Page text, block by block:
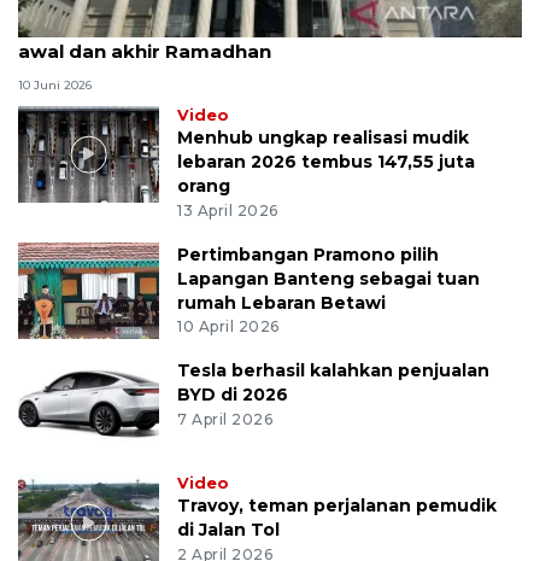
MK uji materi UU Peradilan Agama perihal isbat
awal dan akhir Ramadhan
10 Juni 2026
Video
Menhub ungkap realisasi mudik
lebaran 2026 tembus 147,55 juta
orang
13 April 2026
Pertimbangan Pramono pilih
Lapangan Banteng sebagai tuan
rumah Lebaran Betawi
10 April 2026
Tesla berhasil kalahkan penjualan
BYD di 2026
7 April 2026
Video
Travoy, teman perjalanan pemudik
di Jalan Tol
2 April 2026